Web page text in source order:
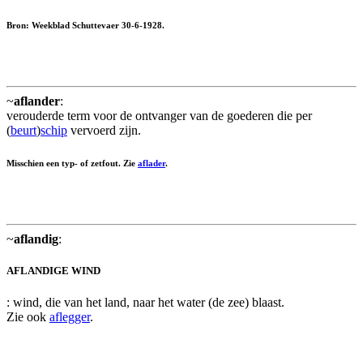
Bron: Weekblad Schuttevaer 30-6-1928.
~aflander:
verouderde term voor de ontvanger van de goederen die per
(beurt)schip vervoerd zijn.
Misschien een typ- of zetfout. Zie aflader.
~aflandig:
AFLANDIGE WIND
: wind, die van het land, naar het water (de zee) blaast.
Zie ook aflegger.